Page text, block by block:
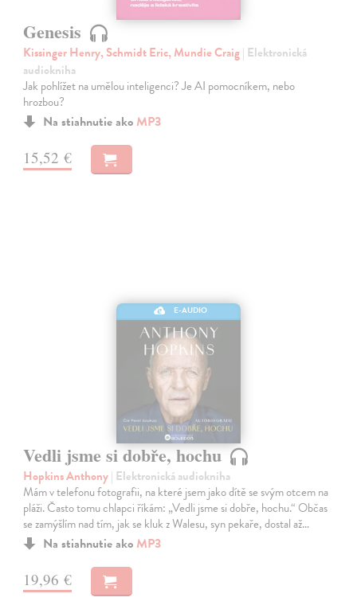
Genesis
Kissinger Henry, Schmidt Eric, Mundie Craig| Elektronická
audiokniha
Jak pohlížet na umělou inteligenci? Je AI pomocníkem, nebo
hrozbou?
Na stiahnutie ako MP3
15,52 €
E-AUDIO
Vedli jsme si dobře, hochu
Hopkins Anthony| Elektronická audiokniha
Mám v telefonu fotografii, na které jsem jako dítě se svým otcem na
pláži. Často tomu chlapci říkám: „Vedli jsme si dobře, hochu.“ Občas
se zamýšlím nad tím, jak se kluk z Walesu, syn pekaře, dostal až…
Na stiahnutie ako MP3
19,96 €